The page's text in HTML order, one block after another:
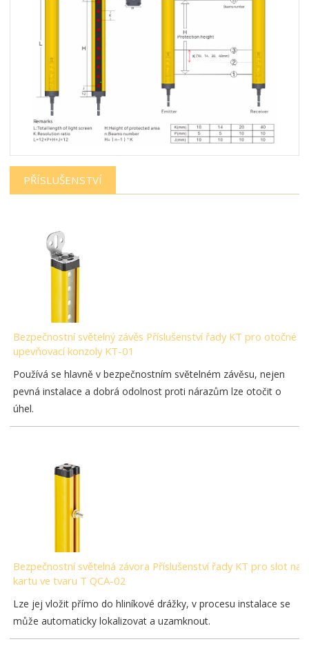
PŘÍSLUŠENSTVÍ
Bezpečnostní světelný závěs Příslušenství řady KT pro otočné
upevňovací konzoly KT-01
Používá se hlavně v bezpečnostním světelném závěsu, nejen
pevná instalace a dobrá odolnost proti nárazům lze otočit o
úhel.
Bezpečnostní světelná závora Příslušenství řady KT pro slot na
kartu ve tvaru T QCA-02
Lze jej vložit přímo do hliníkové drážky, v procesu instalace se
může automaticky lokalizovat a uzamknout.